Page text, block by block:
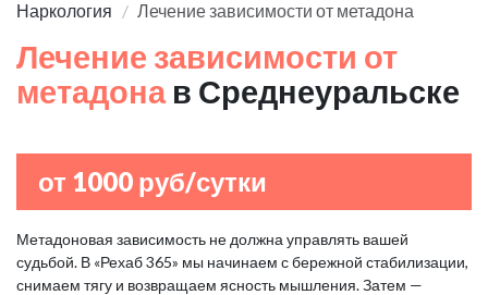
Наркология Лечение зависимости от метадона
Лечение зависимости от
метадона в Среднеуральске
от 1000 руб/сутки
Метадоновая зависимость не должна управлять вашей
судьбой. В «Рехаб 365» мы начинаем с бережной стабилизации,
снимаем тягу и возвращаем ясность мышления. Затем —